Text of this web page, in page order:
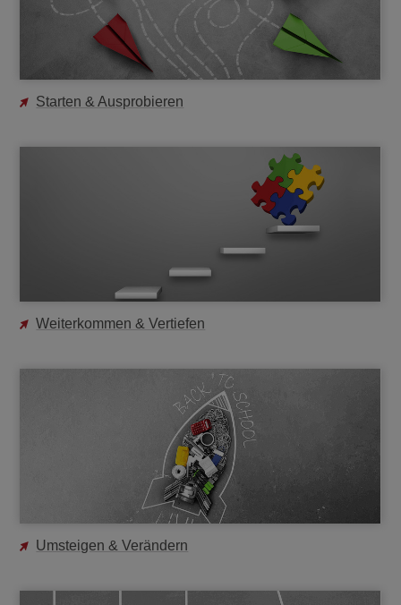
Starten & Ausprobieren
Weiterkommen & Vertiefen
Umsteigen & Verändern